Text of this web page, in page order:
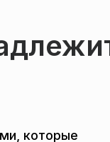
которые